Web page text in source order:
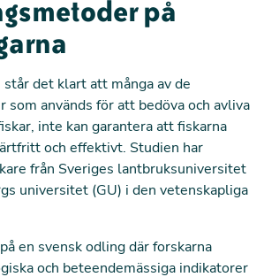
på
står det klart att många av de
som används för att bedöva och avliva
inte kan garantera att fiskarna
och effektivt. Studien har
från Sveriges lantbruksuniversitet
universitet (GU) i den vetenskapliga
en svensk odling där forskarna
och beteendemässiga indikatorer